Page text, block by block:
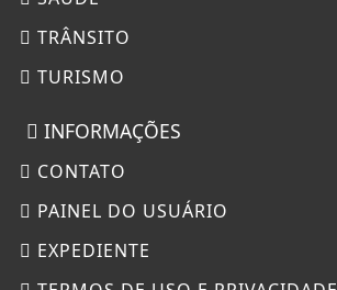
TRÂNSITO
TURISMO
INFORMAÇÕES
CONTATO
PAINEL DO USUÁRIO
EXPEDIENTE